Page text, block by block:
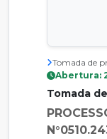
Tomada de
Abertura:
Tomada